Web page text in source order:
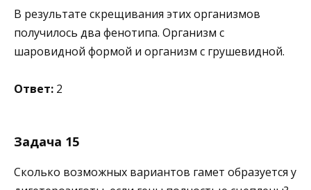
В результате скрещивания этих организмов
получилось два фенотипа. Организм с
шаровидной формой и организм с грушевидной.
Ответ: 2
Задача 15
Сколько возможных вариантов гамет образуется у